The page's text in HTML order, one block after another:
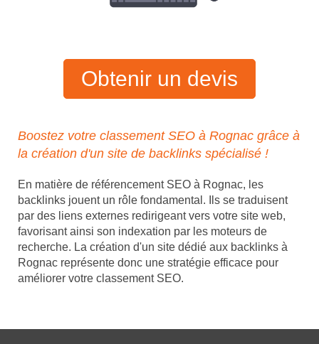
Obtenir un devis
Boostez votre classement SEO à Rognac grâce à
la création d'un site de backlinks spécialisé !
En matière de référencement SEO à Rognac, les
backlinks jouent un rôle fondamental. Ils se traduisent
par des liens externes redirigeant vers votre site web,
favorisant ainsi son indexation par les moteurs de
recherche. La création d'un site dédié aux backlinks à
Rognac représente donc une stratégie efficace pour
améliorer votre classement SEO.